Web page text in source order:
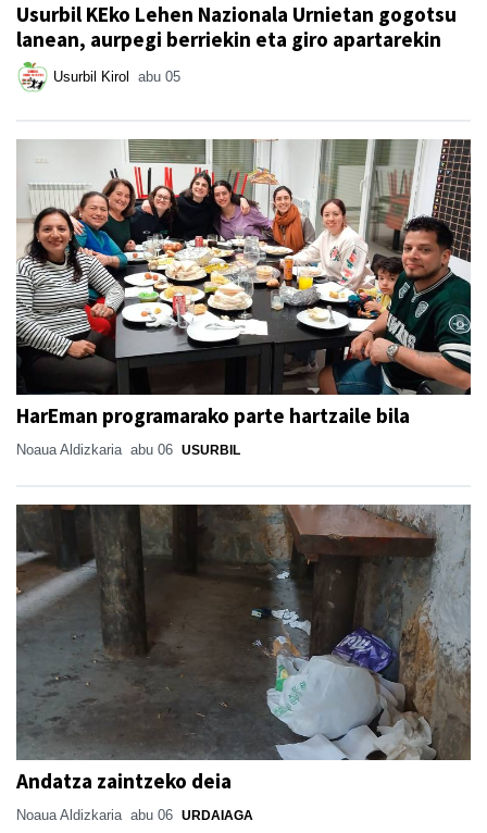
Usurbil KEko Lehen Nazionala Urnietan gogotsu
lanean, aurpegi berriekin eta giro apartarekin
Usurbil Kirol abu 05
HarEman programarako parte hartzaile bila
Noaua Aldizkaria abu 06 USURBIL
Andatza zaintzeko deia
Noaua Aldizkaria abu 06 URDAIAGA